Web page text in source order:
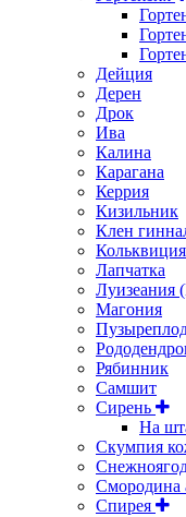
Дейция
Дерен
Дрок
Ива
Калина
Карагана
Керрия
Кизильник
Клен
Кольквиция
Лапчатка
Луизеания
Магония
Рябинник
Самшит
Сирень
На
Скумпия
Смородина
Спирея